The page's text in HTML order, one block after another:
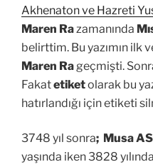
Akhenaton ve Hazreti
Maren Razamanında
belirttim. Bu yazımın ilk
Maren Rageçmişti.
Fakatetiketolarak bu
hatırlandığı için etiketi
3748 yıl sonra; Musa
yaşında iken 3828